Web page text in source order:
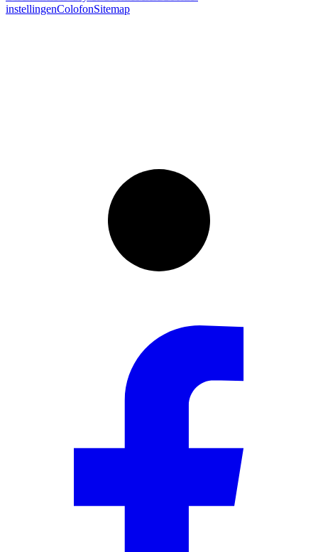
instellingenColofonSitemap